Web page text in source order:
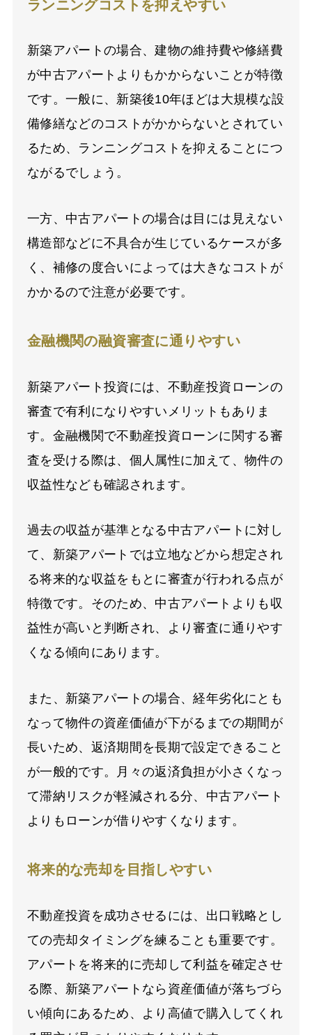
ランニングコストを抑えやすい
新築アパートの場合、建物の維持費や修繕費
が中古アパートよりもかからないことが特徴
です。一般に、新築後10年ほどは大規模な設
備修繕などのコストがかからないとされてい
るため、ランニングコストを抑えることにつ
ながるでしょう。
一方、中古アパートの場合は目には見えない
構造部などに不具合が生じているケースが多
く、補修の度合いによっては大きなコストが
かかるので注意が必要です。
金融機関の融資審査に通りやすい
新築アパート投資には、不動産投資ローンの
審査で有利になりやすいメリットもありま
す。金融機関で不動産投資ローンに関する審
査を受ける際は、個人属性に加えて、物件の
収益性なども確認されます。
過去の収益が基準となる中古アパートに対し
て、新築アパートでは立地などから想定され
る将来的な収益をもとに審査が行われる点が
特徴です。そのため、中古アパートよりも収
益性が高いと判断され、より審査に通りやす
くなる傾向にあります。
また、新築アパートの場合、経年劣化にとも
なって物件の資産価値が下がるまでの期間が
長いため、返済期間を長期で設定できること
が一般的です。月々の返済負担が小さくなっ
て滞納リスクが軽減される分、中古アパート
よりもローンが借りやすくなります。
将来的な売却を目指しやすい
不動産投資を成功させるには、出口戦略とし
ての売却タイミングを練ることも重要です。
アパートを将来的に売却して利益を確定させ
る際、新築アパートなら資産価値が落ちづら
い傾向にあるため、より高値で購入してくれ